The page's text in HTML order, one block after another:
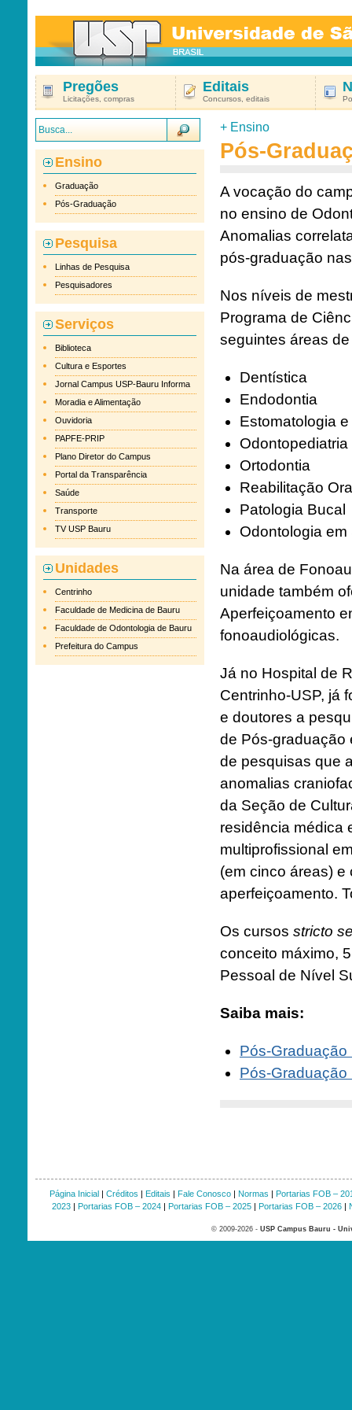
Pregões
Licitações, compras
Editais
Concursos, editais
Ensino
Graduação
Pós-Graduação
Pesquisa
Linhas de Pesquisa
Pesquisadores
Serviços
Biblioteca
Cultura e Esportes
Jornal Campus USP-Bauru Informa
Moradia e Alimentação
Ouvidoria
PAPFE-PRIP
Plano Diretor do Campus
Portal da Transparência
Saúde
Transporte
TV USP Bauru
Unidades
Centrinho
Faculdade de Medicina de Bauru
Faculdade de Odontologia de Bauru
Prefeitura do Campus
+ Ensino
Pós-
A vocação do
no ensino de
Anomalias
pós-graduação
Nos níveis de
Programa de
seguintes áreas
Dentística
Endodontia
Estomatologia
Odontopediatria
Ortodontia
Reabilitação
Patologia Bucal
Odontologia
Na área de
unidade também
Aperfeiçoamento
fonoaudiológicas.
Já no Hospital de
Centrinho-USP, já
e doutores a
de Pós-graduação
de pesquisas que
anomalias
da Seção de
residência médica
multiprofissional
(em cinco áreas)
aperfeiçoamento.
Os cursos stricto
conceito máximo,
Pessoal de Nível
Saiba mais:
Pós-Graduação
Pós-Graduação
Página Inicial| Créditos | Editais | Fale Conosco| Normas | Portarias FOB –
2023| Portarias FOB – 2024| Portarias FOB – 2025| Portarias FOB – 2026|
© 2009-2026 - USP Campus Bauru -